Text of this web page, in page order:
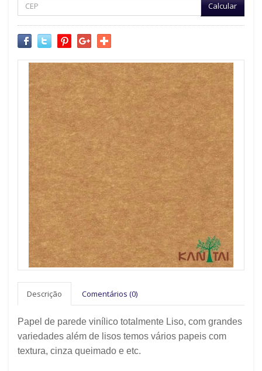
Calcular
Descrição Comentários (0)
Papel de parede vinílico totalmente Liso, com grandes
variedades além de lisos temos vários papeis com
textura, cinza queimado e etc.